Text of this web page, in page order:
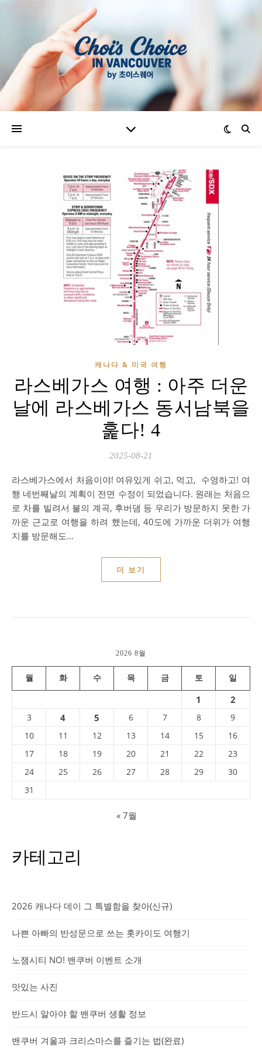
캐나다 & 미국 여행
라스베가스 여행 : 아주 더운
날에 라스베가스 동서남북을
훑다! 4
2025-08-21
라스베가스에서 처음이야! 여유있게 쉬고, 먹고, 수영하고! 여
행 네번째날의 계획이 전면 수정이 되었습니다. 원래는 처음으
로 차를 빌려서 불의 계곡, 후버댐 등 우리가 방문하지 못한 가
까운 근교로 여행을 하려 했는데, 40도에 가까운 더위가 여행
지를 방문해도…
더 보기
2026 8월
월 화 수 목 금 토 일
1 2
3 4 5 6 7 8
9
10
11 12 13 14 15
16
17
18 19 20 21 22
23
24
25 26 27 28 29
30
31
« 7월
카테고리
2026 캐나다 데이 그 특별함을 찾아(신규)
나쁜 아빠의 반성문으로 쓰는 홋카이도 여행기
노잼시티 NO! 밴쿠버 이벤트 소개
맛있는 사진
반드시 알아야 할 밴쿠버 생활 정보
밴쿠버 겨울과 크리스마스를 즐기는 법(완료)